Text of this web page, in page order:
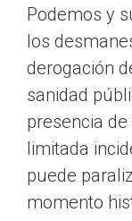
Podemos y
los
derogación
sanidad
presencia
limitada
puede
momento